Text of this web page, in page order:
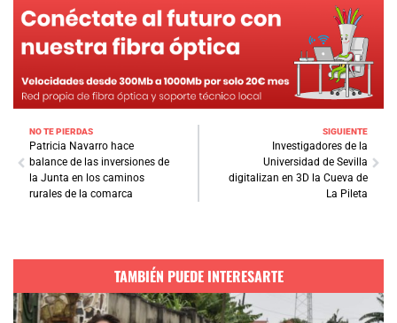
NO TE PIERDAS
Patricia Navarro hace
balance de las inversiones de
la Junta en los caminos
rurales de la comarca
SIGUIENTE
Investigadores de la
Universidad de Sevilla
digitalizan en 3D la Cueva de
La Pileta
TAMBIÉN PUEDE INTERESARTE